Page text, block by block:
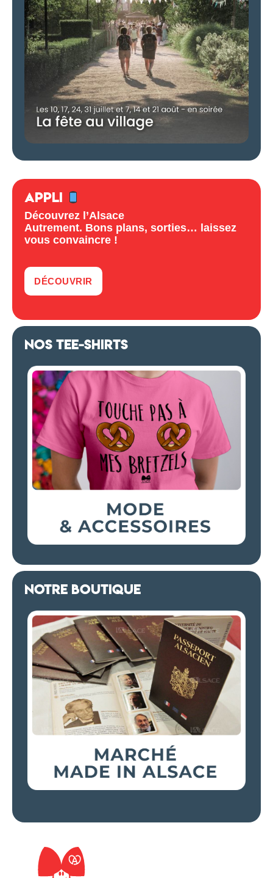
APPLI
Découvrez l’Alsace
Autrement. Bons plans, sorties… laissez
vous convaincre !
DÉCOUVRIR
NOS TEE-SHIRTS
NOTRE BOUTIQUE